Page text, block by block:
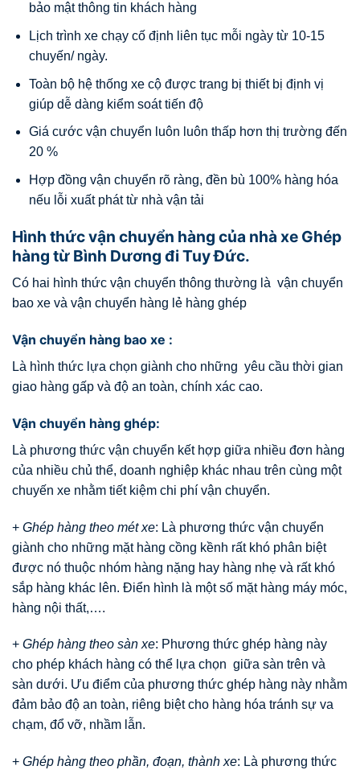
bảo mật thông tin khách hàng
Lịch trình xe chạy cố định liên tục mỗi ngày từ 10-15
chuyến/ ngày.
Toàn bộ hệ thống xe cộ được trang bị thiết bị định vị
giúp dễ dàng kiểm soát tiến độ
Giá cước vận chuyển luôn luôn thấp hơn thị trường đến
20 %
Hợp đồng vận chuyển rõ ràng, đền bù 100% hàng hóa
nếu lỗi xuất phát từ nhà vận tải
Hình thức vận chuyển hàng của nhà xe Ghép
hàng từ Bình Dương đi Tuy Đức.
Có hai hình thức vận chuyển thông thường là vận chuyển
bao xe và vận chuyển hàng lẻ hàng ghép
Vận chuyển hàng bao xe :
Là hình thức lựa chọn giành cho những yêu cầu thời gian
giao hàng gấp và độ an toàn, chính xác cao.
Vận chuyển hàng ghép:
Là phương thức vận chuyển kết hợp giữa nhiều đơn hàng
của nhiều chủ thể, doanh nghiệp khác nhau trên cùng một
chuyến xe nhằm tiết kiệm chi phí vận chuyển.
+ Ghép hàng theo mét xe: Là phương thức vận chuyển
giành cho những mặt hàng cồng kềnh rất khó phân biệt
được nó thuộc nhóm hàng nặng hay hàng nhẹ và rất khó
sắp hàng khác lên. Điển hình là một số mặt hàng máy móc,
hàng nội thất,….
+ Ghép hàng theo sàn xe: Phương thức ghép hàng này
cho phép khách hàng có thể lựa chọn giữa sàn trên và
sàn dưới. Ưu điểm của phương thức ghép hàng này nhằm
đảm bảo độ an toàn, riêng biệt cho hàng hóa tránh sự va
chạm, đổ vỡ, nhầm lẫn.
+ Ghép hàng theo phần, đoạn, thành xe: Là phương thức